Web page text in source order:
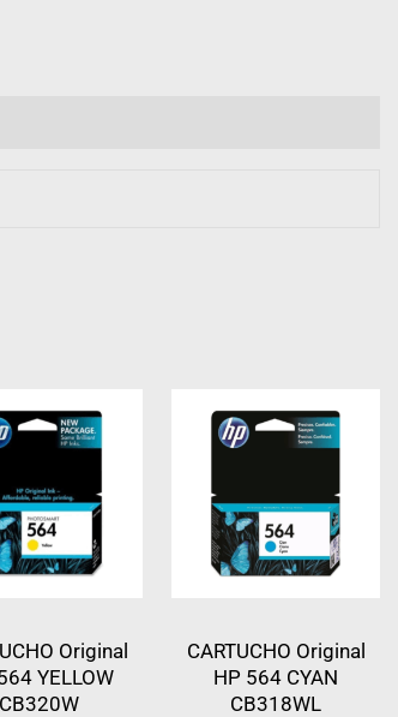
Original
YELLOW
CB320W
CARTUCHO Original
HP 564 CYAN
CB318WL